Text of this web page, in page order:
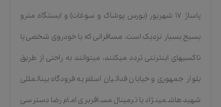
پاساژ ۱۷ شهریور (بورس پوشاک و سوغات) و ایستگاه مترو
بسیج بسیار نزدیک است. مسافرانی که با خودروی شخصی یا
تاکسیهای اینترنتی تردد میکنند، میتوانند به راحتی از طریق
بلوار جمهوری و خیابان فدائیان اسلام به فرودگاه بینالمللی
شهید هاشمینژاد یا ترمینال مسافربری امام رضا دسترسی